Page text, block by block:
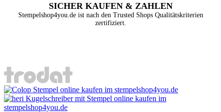
SICHER KAUFEN & ZAHLEN
Stempelshop4you.de ist nach den Trusted Shops Qualitätskriterien
zertifiziert.